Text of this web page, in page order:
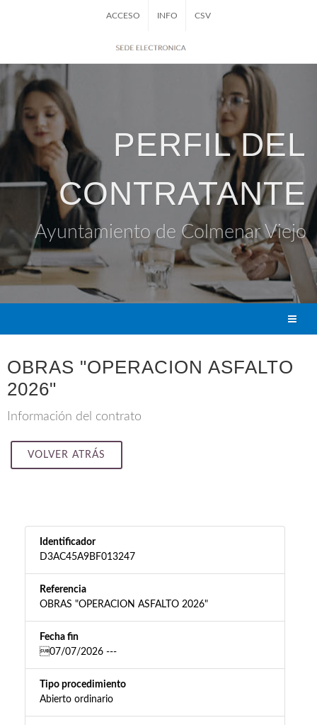
ACCESO INFO CSV
PERFIL DEL
CONTRATANTE
Ayuntamiento de Colmenar Viejo
OBRAS "OPERACION ASFALTO
2026"
Información del contrato
VOLVER ATRÁS
Identificador
D3AC45A9BF013247
Referencia
OBRAS "OPERACION ASFALTO 2026"
Fecha fin
07/07/2026 ---
Tipo procedimiento
Abierto ordinario